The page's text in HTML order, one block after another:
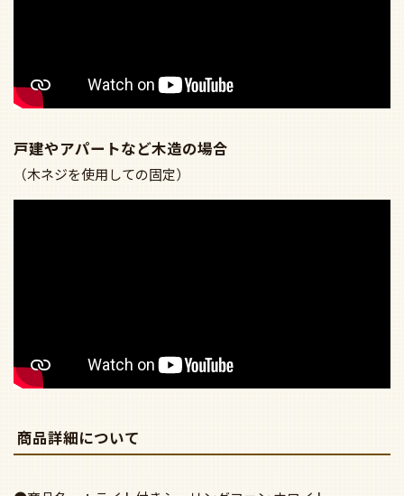
戸建やアパートなど木造の場合
（木ネジを使用しての固定）
商品詳細について